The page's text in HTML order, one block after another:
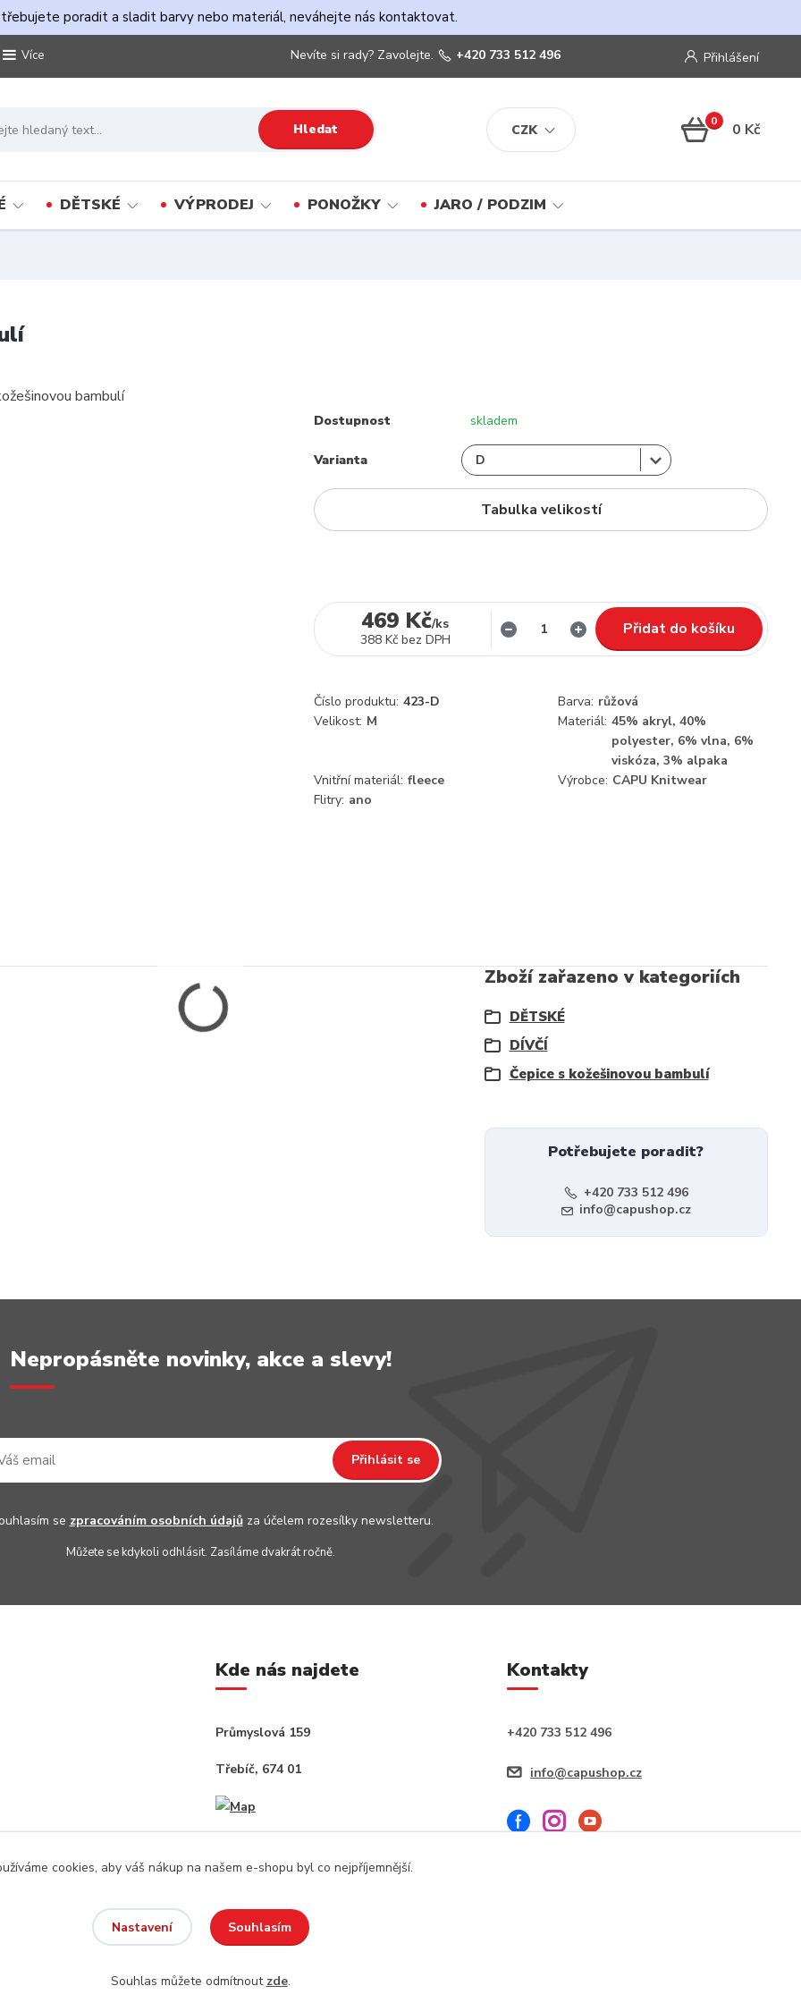
poradit a sladit barvy nebo materiál, neváhejte nás kontaktovat.
Více
CZK
Přihlášení
Hledat
Nevíte si rady? Zavolejte. +420 733 512 496
0 0 Kč
DĚTSKÉ VÝPRODEJ PONOŽKY JARO / PODZIM
Dostupnost skladem
Varianta
Tabulka velikostí
469 Kč/ks
388 Kč bez DPH
Přidat do košíku
Číslo produktu: 423-D Barva: růžová
Velikost: M Materiál: 45% akryl, 40%
polyester, 6% vlna, 6%
viskóza, 3% alpaka
Vnitřní materiál: fleece Výrobce: CAPU Knitwear
Flitry: ano
Zboží zařazeno v kategoriích
DĚTSKÉ
DÍVČÍ
Čepice s kožešinovou bambulí
Potřebujete poradit?
+420 733 512 496
info@capushop.cz
Nepropásněte novinky, akce a slevy!
Přihlásit se
se zpracováním osobních údajůza účelem rozesílky newsletteru.
Můžete se kdykoli odhlásit. Zasíláme dvakrát ročně.
Kde nás najdete
Průmyslová 159
Třebíč, 674 01
Kontakty
+420 733 512 496
info@capushop.cz
cookies, aby váš nákup na našem e-shopu byl co nejpříjemnější.
Nastavení Souhlasím
Souhlas můžete odmítnout zde.